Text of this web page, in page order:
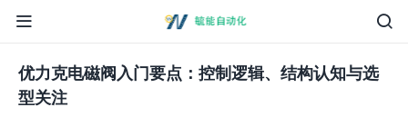
优力克电磁阀入门要点：控制逻辑、结构认知与选
型关注